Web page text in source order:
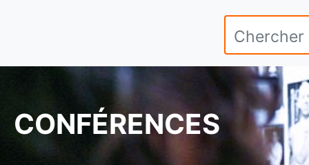
CONFÉRENCES